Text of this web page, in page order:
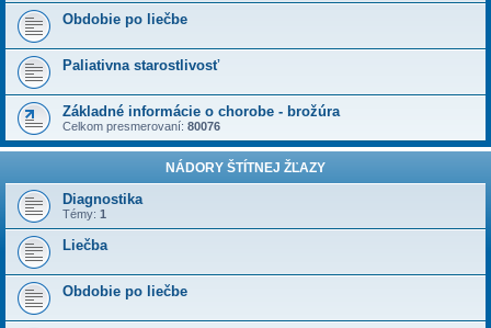
Obdobie po liečbe
Paliativna starostlivosť
Základné informácie o chorobe - brožúra
Celkom presmerovaní: 80076
NÁDORY ŠTÍTNEJ ŽĽAZY
Diagnostika
Témy: 1
Liečba
Obdobie po liečbe